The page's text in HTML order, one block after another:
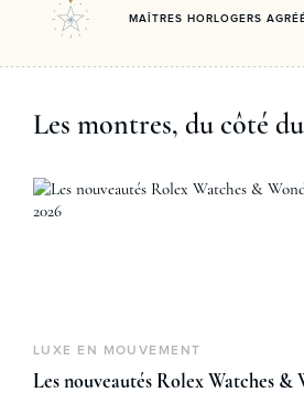
MAÎTRES HORLOGERS
Les montres, du côté
LUXE EN MOUVEMENT